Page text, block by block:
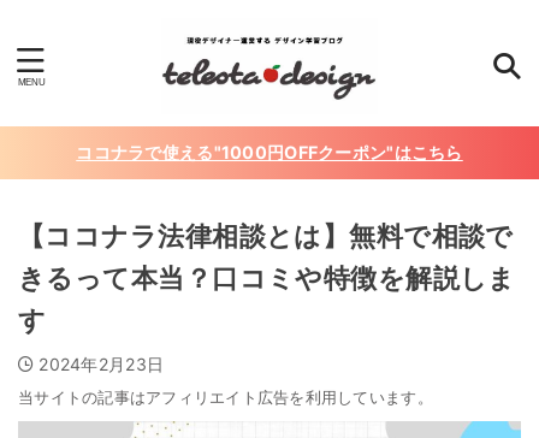
ココナラで使える"1000円OFFクーポン"はこちら
【ココナラ法律相談とは】無料で相談で
きるって本当？口コミや特徴を解説しま
す
2024年2月23日
当サイトの記事はアフィリエイト広告を利用しています。